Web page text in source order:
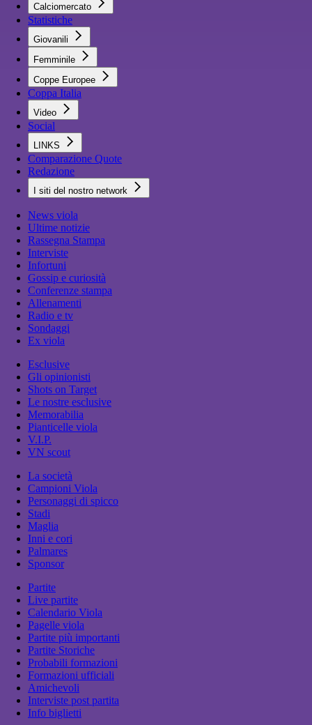
Calciomercato
Statistiche
Giovanili
Femminile
Coppe Europee
Coppa Italia
Video
Social
LINKS
Comparazione Quote
Redazione
I siti del nostro network
News viola
Ultime notizie
Rassegna Stampa
Interviste
Infortuni
Gossip e curiosità
Conferenze stampa
Allenamenti
Radio e tv
Sondaggi
Ex viola
Esclusive
Gli opinionisti
Shots on Target
Le nostre esclusive
Memorabilia
Pianticelle viola
V.I.P.
VN scout
La società
Campioni Viola
Personaggi di spicco
Stadi
Maglia
Inni e cori
Palmares
Sponsor
Partite
Live partite
Calendario Viola
Pagelle viola
Partite più importanti
Partite Storiche
Probabili formazioni
Formazioni ufficiali
Amichevoli
Interviste post partita
Info biglietti